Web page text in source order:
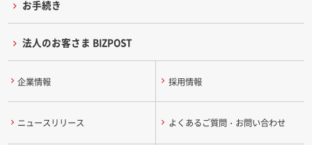
お手続き
法人のお客さま BIZPOST
企業情報 採用情報
ニュースリリース よくあるご質問・お問い合わせ